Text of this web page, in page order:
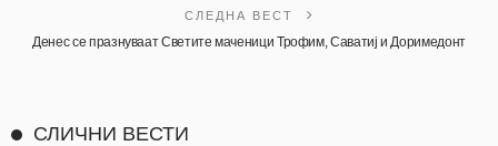
СЛЕДНА ВЕСТ
Денес се празнуваат Светите маченици Трофим, Саватиј и Доримедонт
СЛИЧНИ ВЕСТИ